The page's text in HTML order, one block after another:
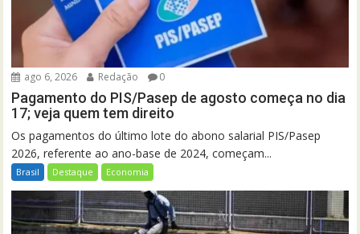
ago 6, 2026 Redação 0
Pagamento do PIS/Pasep de agosto começa no dia
17; veja quem tem direito
Os pagamentos do último lote do abono salarial PIS/Pasep
2026, referente ao ano-base de 2024, começam...
Brasil Destaque Economia